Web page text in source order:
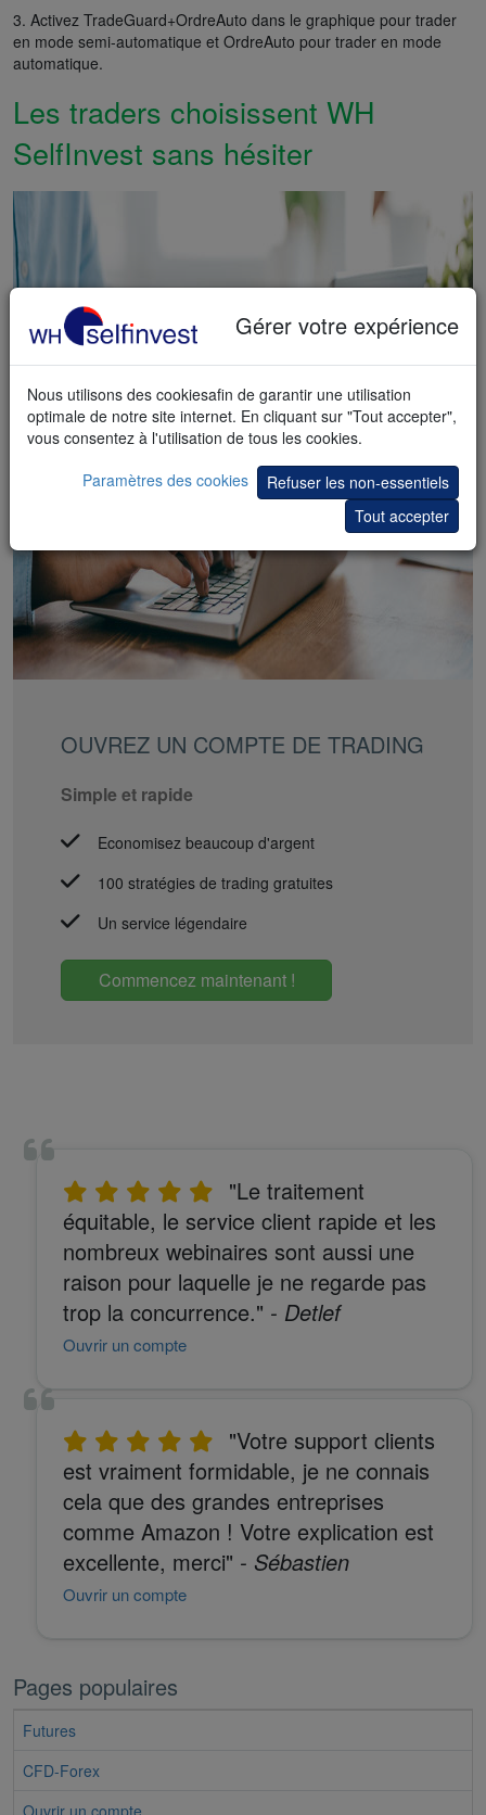
3. Activez TradeGuard+OrdreAuto dans le graphique pour trader
en mode semi-automatique et OrdreAuto pour trader en mode
automatique.
Les traders choisissent WH
SelfInvest sans hésiter
OUVREZ UN COMPTE DE TRADING
Simple et rapide
Economisez beaucoup d'argent
100 stratégies de trading gratuites
Un service légendaire
Commencez maintenant !
"Le traitement
équitable, le service client rapide et les
nombreux webinaires sont aussi une
raison pour laquelle je ne regarde pas
trop la concurrence." - Detlef
Ouvrir un compte
"Votre support clients
est vraiment formidable, je ne connais
cela que des grandes entreprises
comme Amazon ! Votre explication est
excellente, merci" - Sébastien
Ouvrir un compte
Pages populaires
Futures
CFD-Forex
Gérer votre expérience
Nous utilisons des cookiesafin de garantir une utilisation
optimale de notre site internet. En cliquant sur "Tout accepter",
vous consentez à l'utilisation de tous les cookies.
Paramètres des cookies
Refuser les non-essentiels
Tout accepter